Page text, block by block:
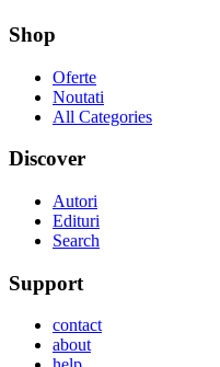
Shop
Oferte
Noutati
All Categories
Discover
Autori
Edituri
Search
Support
contact
about